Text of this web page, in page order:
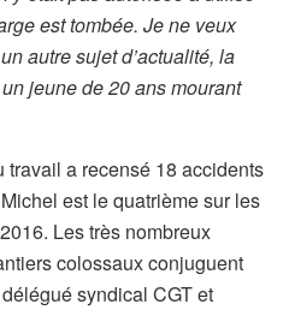
est tombée. Je ne veux
autre sujet d’actualité, la
jeune de 20 ans mourant
travail a recensé 18 accidents
est le quatrième sur les
Les très nombreux
colossaux conjuguent
syndical CGT et